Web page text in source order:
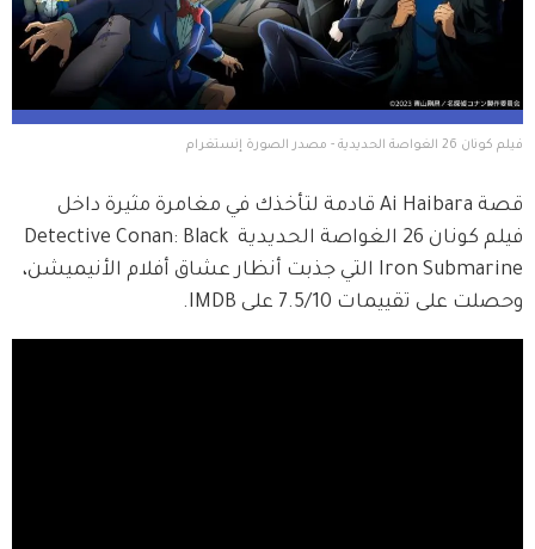
فيلم كونان 26 الغواصة الحديدية - مصدر الصورة إنستغرام
قصة Ai Haibara قادمة لتأخذك في مغامرة مثيرة داخل
فيلم كونان 26 الغواصة الحديدية Detective Conan: Black
Iron Submarine التي جذبت أنظار عشاق أفلام الأنيميشن،
وحصلت على تقييمات 7.5/10 على IMDB.